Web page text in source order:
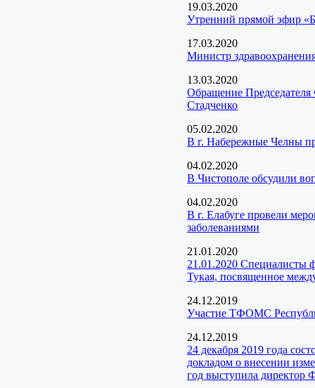
19.03.2020
Утренний прямой эфир
17.03.2020
Министр
13.03.2020
Обращение Председателя
Стадченко
05.02.2020
В г. Набережные Челны
04.02.2020
В Чистополе обсудили
04.02.2020
В г. Елабуге провели
заболеваниями
21.01.2020
21.01.2020 Специалисты
Тукая, посвященное
24.12.2019
Участие ТФОМС
24.12.2019
24 декабря 2019 года
докладом о внесении
год выступила